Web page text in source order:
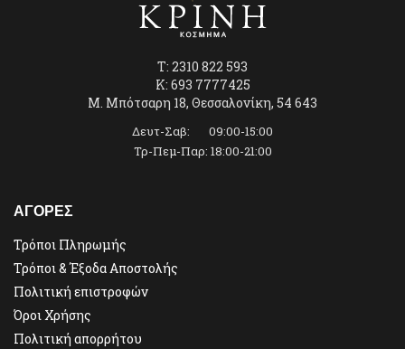
T: 2310 822 593
K: 693 7777425
Μ. Μπότσαρη 18, Θεσσαλονίκη, 54 643
Δευτ-Σαβ: 09:00-15:00
Τρ-Πεμ-Παρ: 18:00-21:00
ΑΓΟΡΕΣ
Τρόποι Πληρωμής
Τρόποι & Έξοδα Αποστολής
Πολιτική επιστροφών
Όροι Χρήσης
Πολιτική απορρήτου